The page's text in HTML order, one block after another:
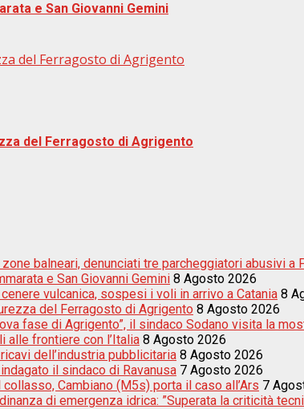
e San Giovanni Gemini
del Ferragosto di Agrigento
del Ferragosto di Agrigento
balneari, denunciati tre parcheggiatori abusivi a
e San Giovanni Gemini 8 Agosto 2026
vulcanica, sospesi i voli in arrivo a Catania 8
del Ferragosto di Agrigento 8 Agosto 2026
fase di Agrigento”, il sindaco Sodano visita la
alle frontiere con l’Italia 8 Agosto 2026
dell’industria pubblicitaria 8 Agosto 2026
il sindaco di Ravanusa 7 Agosto 2026
Cambiano (M5s) porta il caso all’Ars 7
di emergenza idrica: ”Superata la criticità